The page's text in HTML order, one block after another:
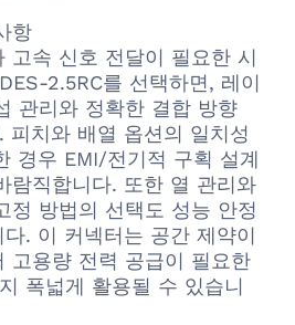
항
고속 신호 전달이 필요한 시
2.5RC를 선택하면, 레이
관리와 정확한 결합 방향
피치와 배열 옵션의 일치성
경우 EMI/전기적 구획 설계
람직합니다. 또한 열 관리와
정 방법의 선택도 성능 안정
. 이 커넥터는 공간 제약이
고용량 전력 공급이 필요한
폭넓게 활용될 수 있습니